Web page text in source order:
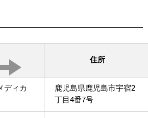
住所
ディカ
鹿児島県鹿児島市宇宿2
丁目4番7号